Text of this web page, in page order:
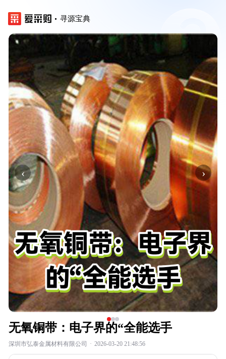
寻源宝典
‹ ›
无氧铜带：电子界的“全能选手
深圳市弘泰金属材料有限公司 · 2026-03-20 21:48:56